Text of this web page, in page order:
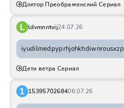
Доктор Преображенский Сериал
L ldvmnntvij24.07.26
iyudilmedpyprhjohkhdiwnrousxzp
Дети ветра Сериал
1 1539570268406.07.26